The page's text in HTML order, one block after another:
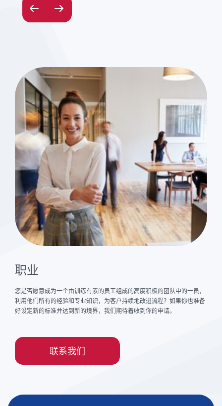
Previous slideNext slide
职业
您是否愿意成为一个由训练有素的员工组成的高度积极的团队中的一员，
利用他们所有的经验和专业知识，为客户持续地改进流程？如果你也准备
好设定新的标准并达到新的境界，我们期待着收到你的申请。
联系我们